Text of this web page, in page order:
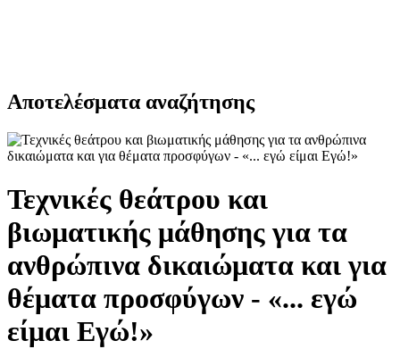
Αποτελέσματα αναζήτησης
Τεχνικές θεάτρου και
βιωματικής μάθησης για τα
ανθρώπινα δικαιώματα και για
θέματα προσφύγων - «... εγώ
είμαι Εγώ!»